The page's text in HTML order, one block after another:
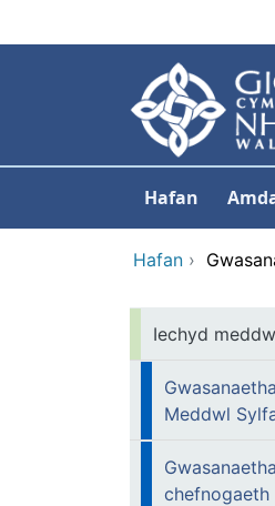
Hafan
Hafan ›
Iechyd
Meddwl
chefnogaeth